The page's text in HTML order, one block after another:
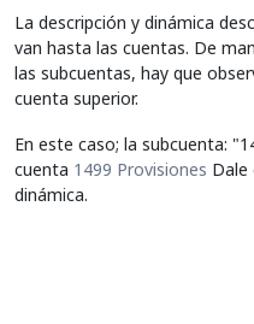
La descripción y dinámica
van hasta las cuentas. De
las subcuentas, hay que
cuenta superior.
En este caso; la subcuenta:
cuenta 1499 Provisiones Dale
dinámica.